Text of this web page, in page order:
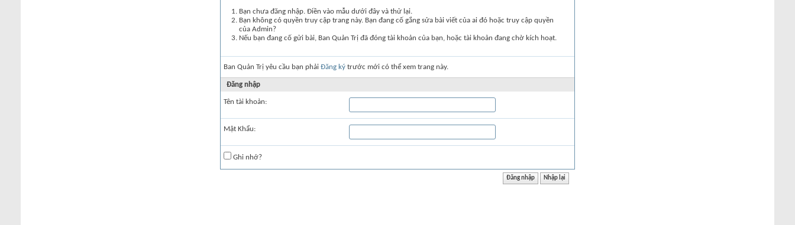
Bạn chưa đăng nhập. Điền vào mẫu dưới đây và thử lại.
Bạn không có quyền truy cập trang này. Bạn đang cố gắng sửa bài viết của ai đó hoặc truy cập quyền
của Admin?
Nếu bạn đang cố gửi bài, Ban Quản Trị đã đóng tài khoản của bạn, hoặc tài khoản đang chờ kích hoạt.
Ban Quản Trị yêu cầu bạn phải Đăng ký trước mới có thể xem trang này.
Đăng nhập
Tên tài khoản:
Mật Khẩu:
Ghi nhớ?